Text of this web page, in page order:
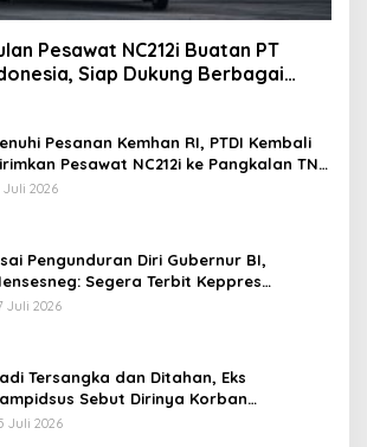
Pesawat NC212i Buatan PT
Siap Dukung Berbagai
Pesanan Kemhan RI, PTDI Kembali
Pesawat NC212i ke Pangkalan TNI
Juli 2026
Pengunduran Diri Gubernur BI,
Segera Terbit Keppres
dengan Hormat
Juli 2026
Tersangka dan Ditahan, Eks
Sebut Dirinya Korban
Juli 2026